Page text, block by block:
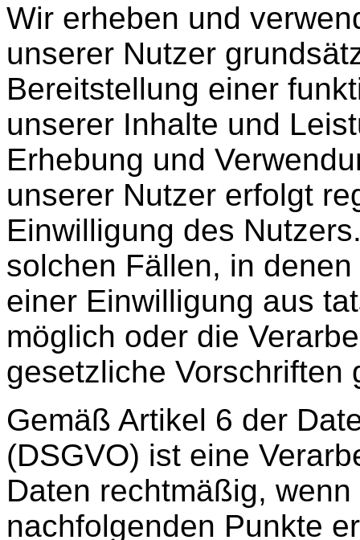
Wir erheben und
unserer Nutzer
Bereitstellung einer
unserer Inhalte und
Erhebung und
unserer Nutzer erfolgt
Einwilligung des
solchen Fällen, in
einer Einwilligung aus
möglich oder die
gesetzliche Vorschriften
Gemäß Artikel 6 der
(DSGVO) ist eine
Daten rechtmäßig,
nachfolgenden Punkte